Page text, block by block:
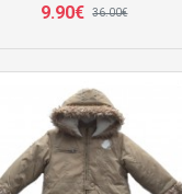
9.90€ 36.00€